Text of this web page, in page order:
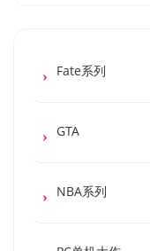
Fate系列
GTA
NBA系列